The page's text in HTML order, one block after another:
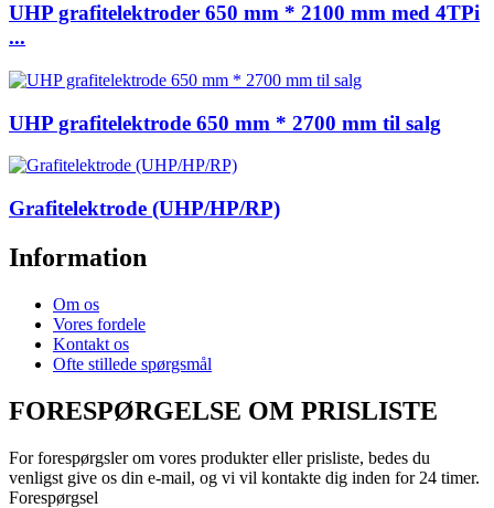
UHP grafitelektroder 650 mm * 2100 mm med 4TPi
...
UHP grafitelektrode 650 mm * 2700 mm til salg
Grafitelektrode (UHP/HP/RP)
Information
Om os
Vores fordele
Kontakt os
Ofte stillede spørgsmål
FORESPØRGELSE OM PRISLISTE
For forespørgsler om vores produkter eller prisliste, bedes du
venligst give os din e-mail, og vi vil kontakte dig inden for 24 timer.
Forespørgsel